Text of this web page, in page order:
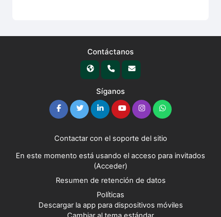
Contáctanos
Síganos
Contactar con el soporte del sitio
En este momento está usando el acceso para invitados
(Acceder)
Resumen de retención de datos
Políticas
Descargar la app para dispositivos móviles